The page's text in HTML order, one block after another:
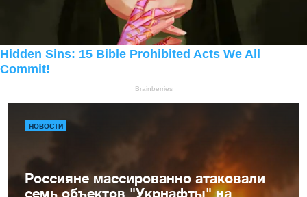
НОВОСТИ
Россияне массированно атаковали
семь объектов "Укрнафты" на